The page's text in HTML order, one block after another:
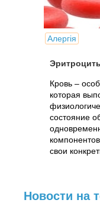
Алергія
Кровь –
которая
состояние
свои
Новости на